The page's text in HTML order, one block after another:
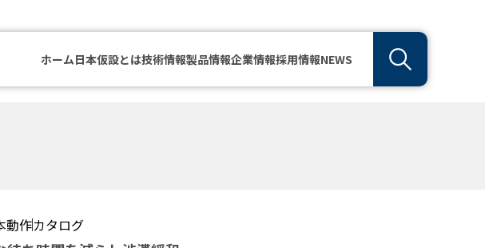
ホーム日本仮設とは技術情報製品情報企業情報採用情報NEWS
動作カタログ